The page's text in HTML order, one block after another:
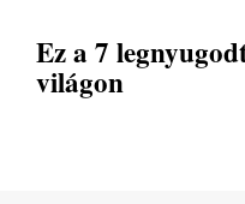
Ez a 7
világon